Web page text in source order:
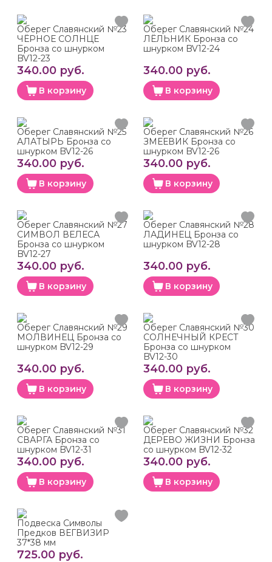
Оберег Славянский №23
ЧЁРНОЕ СОЛНЦЕ
Бронза со шнурком
BV12-23
340.00 руб.
В корзину
Оберег Славянский №24
ЛЁЛЬНИК Бронза со
шнурком BV12-24
340.00 руб.
В корзину
Оберег Славянский №25
АЛАТЫРЬ Бронза со
шнурком BV12-26
340.00 руб.
В корзину
Оберег Славянский №26
ЗМЕЕВИК Бронза со
шнурком BV12-26
340.00 руб.
В корзину
Оберег Славянский №27
СИМВОЛ ВЕЛЕСА
Бронза со шнурком
BV12-27
340.00 руб.
В корзину
Оберег Славянский №28
ЛАДИНЕЦ Бронза со
шнурком BV12-28
340.00 руб.
В корзину
Оберег Славянский №29
МОЛВИНЕЦ Бронза со
шнурком BV12-29
340.00 руб.
В корзину
Оберег Славянский №30
СОЛНЕЧНЫЙ КРЕСТ
Бронза со шнурком
BV12-30
340.00 руб.
В корзину
Оберег Славянский №31
СВАРГА Бронза со
шнурком BV12-31
340.00 руб.
В корзину
Оберег Славянский №32
ДЕРЕВО ЖИЗНИ Бронза
со шнурком BV12-32
340.00 руб.
В корзину
Подвеска Символы
Предков ВЕГВИЗИР
37*38 мм
725.00 руб.